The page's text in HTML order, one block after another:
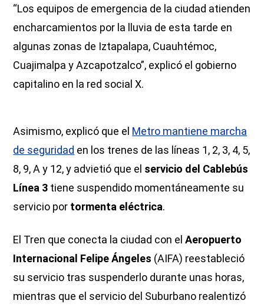
“Los equipos de emergencia de la ciudad atienden
encharcamientos por la lluvia de esta tarde en
algunas zonas de Iztapalapa, Cuauhtémoc,
Cuajimalpa y Azcapotzalco”, explicó el gobierno
capitalino en la red social X.
Asimismo, explicó que el Metro mantiene marcha
de seguridad en los trenes de las líneas 1, 2, 3, 4, 5,
8, 9, A y 12, y advietió que el servicio del Cablebús
Línea 3 tiene suspendido momentáneamente su
servicio por tormenta eléctrica.
El Tren que conecta la ciudad con elAeropuerto
Internacional Felipe Ángeles (AIFA) reestableció
su servicio tras suspenderlo durante unas horas,
mientras que el servicio del Suburbano realentizó